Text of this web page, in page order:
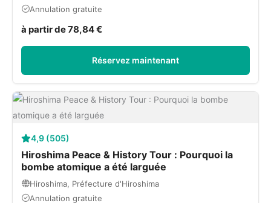
Annulation gratuite
à partir de 78,84 €
Réservez maintenant
4,9 (505)
Hiroshima Peace & History Tour : Pourquoi la
bombe atomique a été larguée
Hiroshima, Préfecture d'Hiroshima
Annulation gratuite